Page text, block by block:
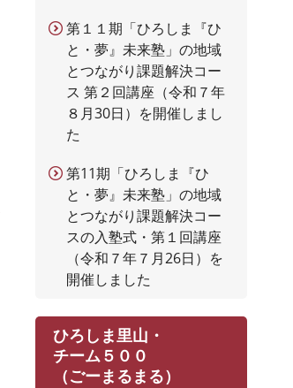
第１１期「ひろしま『ひ
と・夢』未来塾」の地域
とつながり課題解決コー
ス 第２回講座（令和７年
８月30日）を開催しまし
た
第11期「ひろしま『ひ
と・夢』未来塾」の地域
とつながり課題解決コー
スの入塾式・第１回講座
（令和７年７月26日）を
開催しました
ひろしま里山・
チーム５００
（ごーまるまる）